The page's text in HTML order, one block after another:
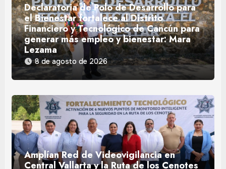
Declaratoria de Polo de Desarrollo para
el Bienestar fortalece al Distrito
Financiero y Tecnológico de Cancún para
generar más empleo y bienestar: Mara
Lezama
8 de agosto de 2026
Amplían Red de Videovigilancia en
Central Vallarta y la Ruta de los Cenotes